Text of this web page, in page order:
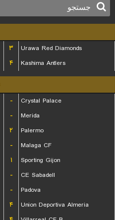
۳
Urawa Red Diamonds
۴ Kashima Antlers
-
Crystal Palace
-
Merida
۲
Palermo
-
Malaga CF
۱
Sporting Gijon
-
CE Sabadell
-
Padova
۴
Union Deportiva Almeria